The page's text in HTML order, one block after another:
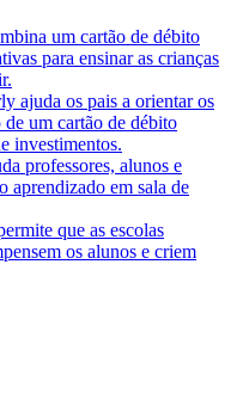
um cartão de débito
para ensinar as crianças
ajuda os pais a orientar os
um cartão de débito
investimentos.
professores, alunos e
aprendizado em sala de
que as escolas
os alunos e criem